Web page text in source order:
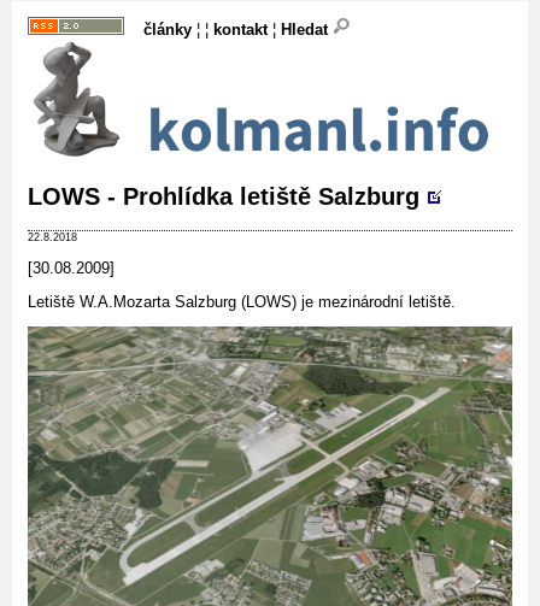
články ¦ ¦ kontakt¦ Hledat
LOWS - Prohlídka letiště Salzburg
22.8.2018
[30.08.2009]
Letiště W.A.Mozarta Salzburg (LOWS) je mezinárodní letiště.